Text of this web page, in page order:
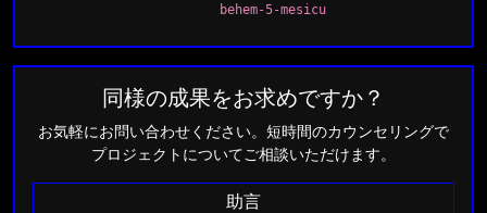
behem-5-mesicu
同様の成果をお求めですか？
お気軽にお問い合わせください。短時間のカウンセリングで
プロジェクトについてご相談いただけます。
助言